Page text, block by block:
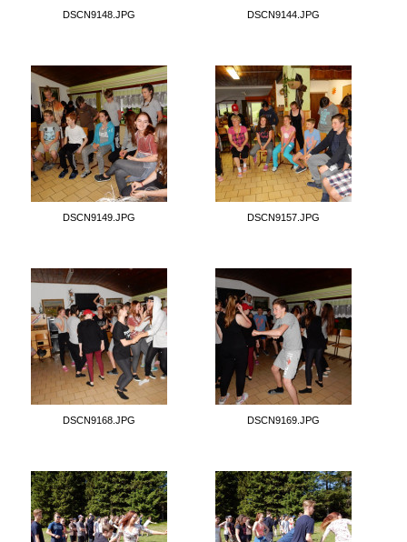
DSCN9148.JPG DSCN9144.JPG
DSCN9149.JPG DSCN9157.JPG
DSCN9168.JPG DSCN9169.JPG